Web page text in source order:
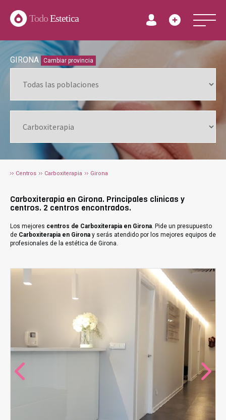
TodoEstetica
GIRONA Cambiar provincia
Centros Carboxiterapia Girona
Carboxiterapia en Girona. Principales clínicas y
centros. 2 centros encontrados.
Los mejores centros de Carboxiterapia en Girona. Pide un presupuesto
de Carboxiterapia en Girona y serás atendido por los mejores equipos de
profesionales de la estética de Girona.